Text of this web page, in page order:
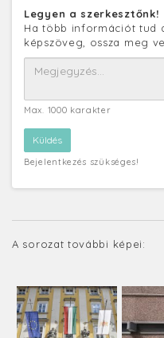
Legyen a szerkesztőnk!
Ha több információt tud
képszöveg, ossza meg
Max. 1000 karakter
Bejelentkezés szükséges!
A sorozat további képei: